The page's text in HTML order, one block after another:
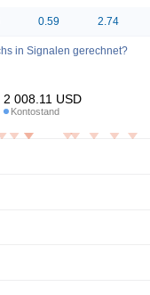
0.59 2.74
in Signalen gerechnet?
2 008.11 USD
Kontostand